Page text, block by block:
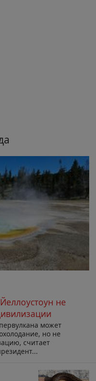
не
может
но не
считает